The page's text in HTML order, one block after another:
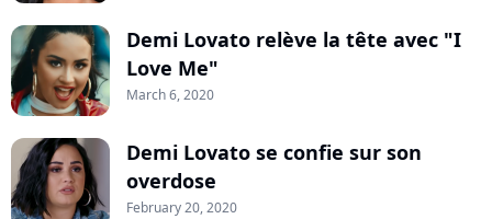
Demi Lovato relève la tête avec "I
Love Me"
March 6, 2020
Demi Lovato se confie sur son
overdose
February 20, 2020